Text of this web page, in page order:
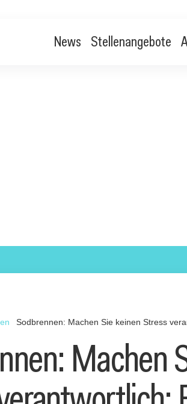
News Stellenangebote
Sodbrennen: Machen Sie keinen Stress
Machen